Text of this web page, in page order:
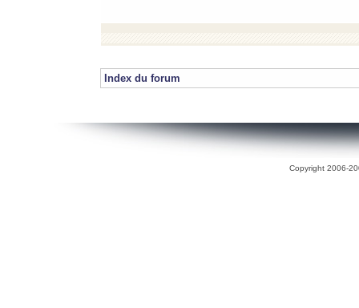
Index du forum
Copyright 2006-